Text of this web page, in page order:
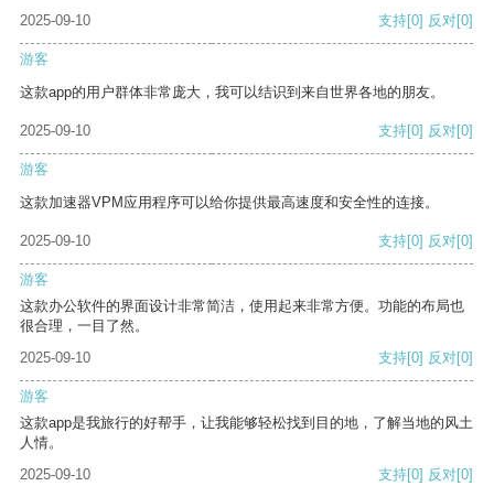
2025-09-10 支持[0] 反对[0]
游客
这款app的用户群体非常庞大，我可以结识到来自世界各地的朋友。
2025-09-10 支持[0] 反对[0]
游客
这款加速器VPM应用程序可以给你提供最高速度和安全性的连接。
2025-09-10 支持[0] 反对[0]
游客
这款办公软件的界面设计非常简洁，使用起来非常方便。功能的布局也
很合理，一目了然。
2025-09-10
支持[0] 反对[0]
游客
这款app是我旅行的好帮手，让我能够轻松找到目的地，了解当地的风土
人情。
2025-09-10
支持[0] 反对[0]